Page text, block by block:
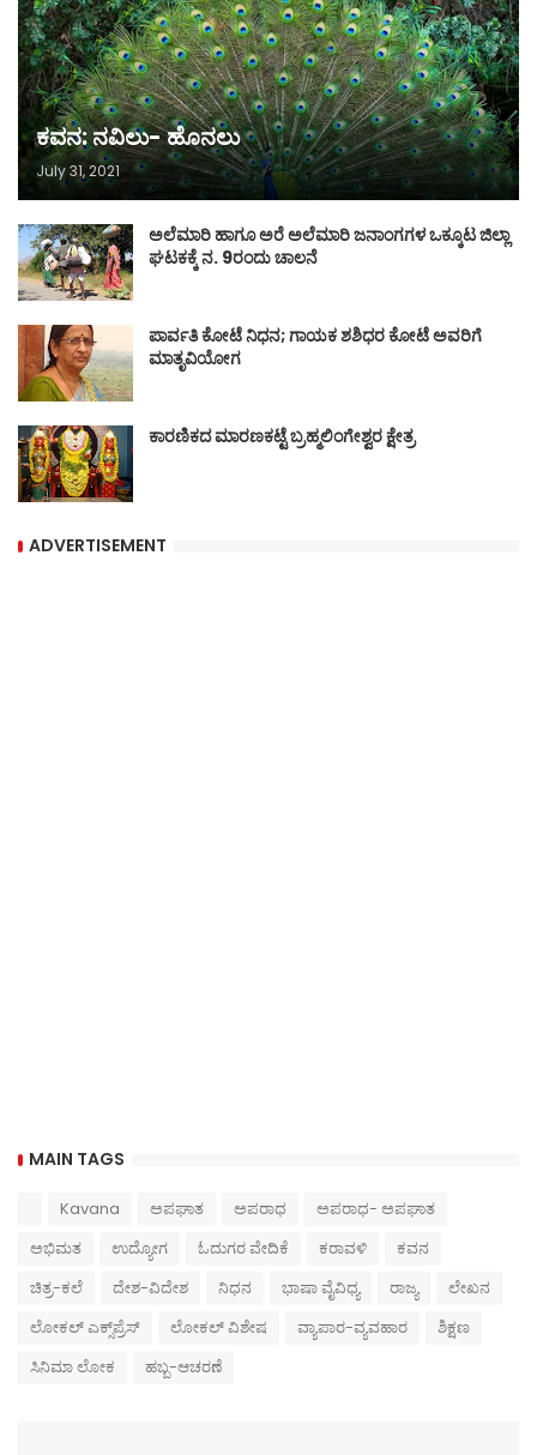
ಕವನ: ನವಿಲು- ಹೊನಲು
July 31, 2021
ಅಲೆಮಾರಿ ಹಾಗೂ ಅರೆ ಅಲೆಮಾರಿ ಜನಾಂಗಗಳ ಒಕ್ಕೂಟ ಜಿಲ್ಲಾ
ಘಟಕಕ್ಕೆ ನ. 9ರಂದು ಚಾಲನೆ
ಪಾರ್ವತಿ ಕೋಟೆ ನಿಧನ; ಗಾಯಕ ಶಶಿಧರ ಕೋಟೆ ಅವರಿಗೆ
ಮಾತೃವಿಯೋಗ
ಕಾರಣಿಕದ ಮಾರಣಕಟ್ಟೆ ಬ್ರಹ್ಮಲಿಂಗೇಶ್ವರ ಕ್ಷೇತ್ರ
ADVERTISEMENT
MAIN TAGS
Kavana ಅಪಘಾತ ಅಪರಾಧ
ಅಪರಾಧ- ಅಪಘಾತ
ಅಭಿಮತ
ಉದ್ಯೋಗ ಓದುಗರ ವೇದಿಕೆ ಕರಾವಳಿ
ಕವನ
ಚಿತ್ರ-ಕಲೆ
ದೇಶ-ವಿದೇಶ ನಿಧನ ಭಾಷಾ ವೈವಿಧ್ಯ ರಾಜ್ಯ
ಲೇಖನ
ಲೋಕಲ್ ಎಕ್ಸ್‌ಪ್ರೆಸ್
ಲೋಕಲ್ ವಿಶೇಷ ವ್ಯಾಪಾರ-ವ್ಯವಹಾರ
ಶಿಕ್ಷಣ
ಸಿನಿಮಾ ಲೋಕ
ಹಬ್ಬ-ಆಚರಣೆ